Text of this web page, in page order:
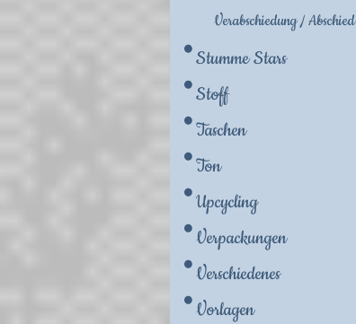
Verabschiedung / Abschied
Stumme Stars
Stoff
Taschen
Ton
Upcycling
Verpackungen
Verschiedenes
Vorlagen